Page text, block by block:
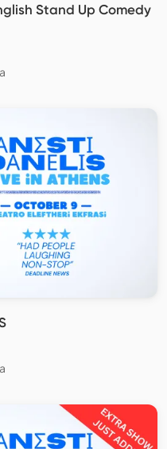
Stand Up Comedy